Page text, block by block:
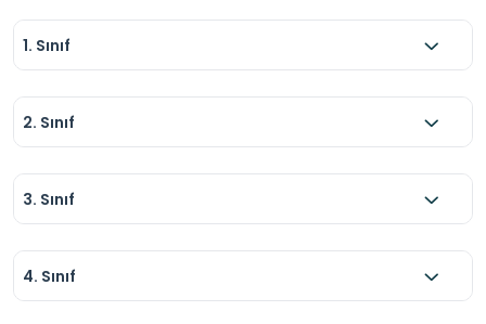
1. Sınıf
2. Sınıf
3. Sınıf
4. Sınıf